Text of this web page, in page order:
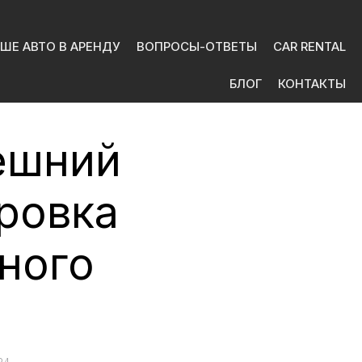
АВТО В АРЕНДУ ВОПРОСЫ-ОТВЕТЫ CAR RENTAL
БЛОГ КОНТАКТЫ